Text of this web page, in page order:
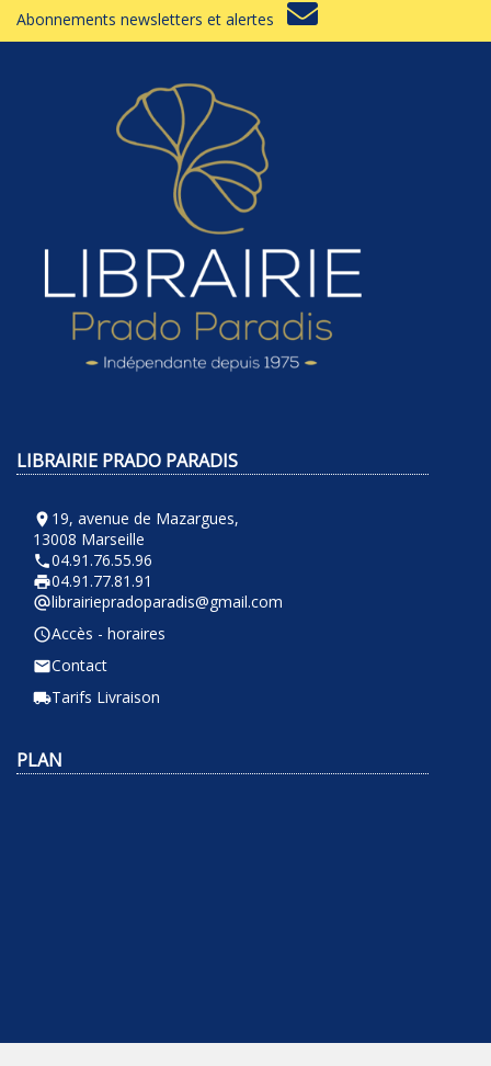
Abonnements newsletters et alertes
LIBRAIRIE PRADO PARADIS
room 19, avenue de Mazargues,
13008 Marseille
phone04.91.76.55.96
local_printshop04.91.77.81.91
alternate_emaillibrairiepradoparadis@gmail.com
query_builderAccès - horaires
emailContact
local_shippingTarifs Livraison
PLAN